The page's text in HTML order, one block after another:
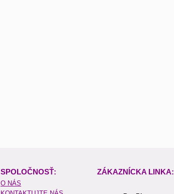
SPOLOČNOSŤ: ZÁKAZNÍCKA LINKA:
O NÁS